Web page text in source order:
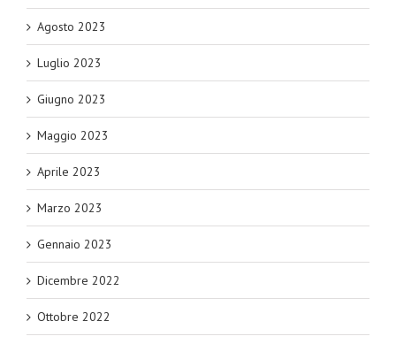
Agosto 2023
Luglio 2023
Giugno 2023
Maggio 2023
Aprile 2023
Marzo 2023
Gennaio 2023
Dicembre 2022
Ottobre 2022